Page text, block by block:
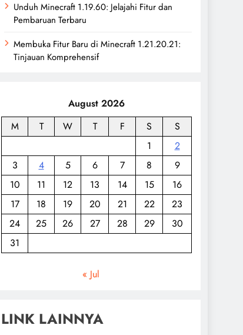
Unduh Minecraft 1.19.60: Jelajahi Fitur dan
Pembaruan Terbaru
Membuka Fitur Baru di Minecraft 1.21.20.21:
Tinjauan Komprehensif
August 2026
M
T W T F S
S
1
2
3
4 5 6 7 8
9
10
11 12 13 14 15
16
17
18 19 20 21 22
23
24
25 26 27 28 29
30
31
« Jul
LINK LAINNYA